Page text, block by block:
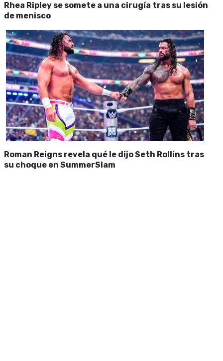
Rhea Ripley se somete a una cirugía tras su lesión
de menisco
Roman Reigns revela qué le dijo Seth Rollins tras
su choque en SummerSlam